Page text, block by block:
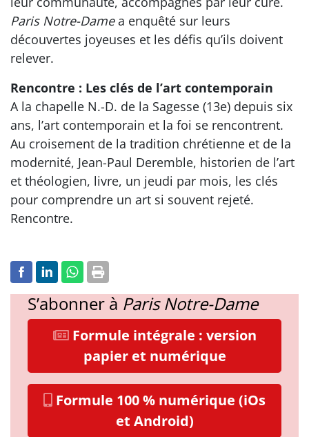
Paris Notre-Damea enquêté sur leurs
découvertes joyeuses et les défis qu’ils doivent
relever.
Rencontre : Les clés de l’art contemporain
A la chapelle N.-D. de la Sagesse (13e) depuis six
ans, l’art contemporain et la foi se rencontrent.
Au croisement de la tradition chrétienne et de la
modernité, Jean-Paul Deremble, historien de l’art
et théologien, livre, un jeudi par mois, les clés
pour comprendre un art si souvent rejeté.
Rencontre.
S’abonner à Paris Notre-Dame
Formule intégrale : version
papier et numérique
Formule 100 % numérique (iOs
et Android)